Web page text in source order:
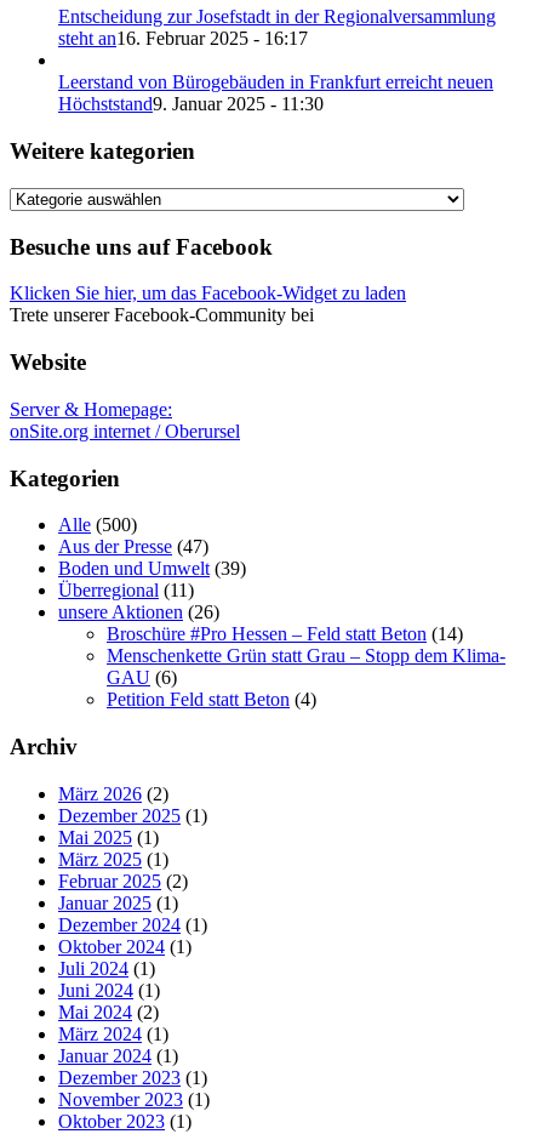
Entscheidung zur Josefstadt in der Regionalversammlung
steht an16. Februar 2025 - 16:17
Leerstand von Bürogebäuden in Frankfurt erreicht neuen
Höchststand9. Januar 2025 - 11:30
Weitere kategorien
Weitere
Besuche uns auf Facebook
Klicken Sie hier, um das Facebook-Widget zu laden
Trete unserer Facebook-Community bei
Website
Server & Homepage:
onSite.org internet / Oberursel
Kategorien
Alle (500)
Aus der Presse (47)
Boden und Umwelt (39)
Überregional (11)
unsere Aktionen (26)
Broschüre #Pro Hessen – Feld statt Beton (14)
Menschenkette Grün statt Grau – Stopp dem Klima-
GAU (6)
Petition Feld statt Beton (4)
Archiv
März 2026 (2)
Dezember 2025 (1)
Mai 2025 (1)
März 2025 (1)
Februar 2025 (2)
Januar 2025 (1)
Dezember 2024 (1)
Oktober 2024 (1)
Juli 2024 (1)
Juni 2024 (1)
Mai 2024 (2)
März 2024 (1)
Januar 2024 (1)
Dezember 2023 (1)
November 2023 (1)
Oktober 2023 (1)